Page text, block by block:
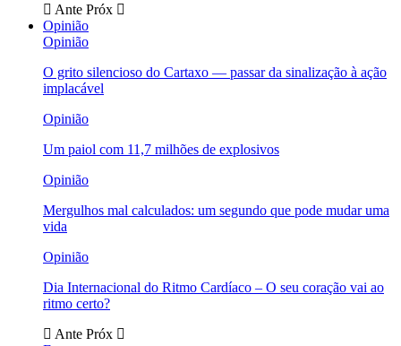
Ante Próx
Opinião
Opinião
O grito silencioso do Cartaxo — passar da sinalização à ação
implacável
Opinião
Um paiol com 11,7 milhões de explosivos
Opinião
Mergulhos mal calculados: um segundo que pode mudar uma
vida
Opinião
Dia Internacional do Ritmo Cardíaco – O seu coração vai ao
ritmo certo?
Ante Próx